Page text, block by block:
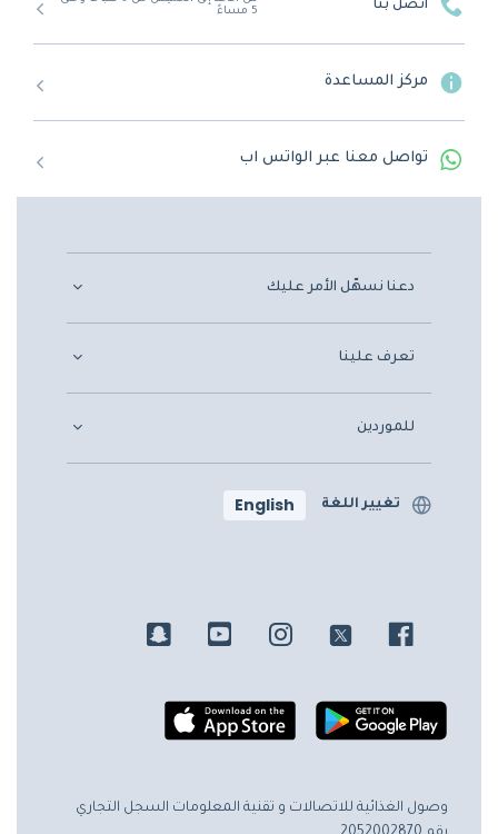
اتصل بنا
5 مساءً
مركز المساعدة
تواصل معنا عبر الواتس اب
دعنا نسهّل الأمر عليك
تعرف علينا
للموردين
تغيير اللغة English
وصول الغذائية للاتصالات و تقنية المعلومات السجل التجاري